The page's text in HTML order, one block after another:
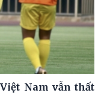
Nam vẫn thất